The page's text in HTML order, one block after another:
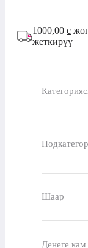
1000,00 с
жеткирүү
Шаар
Денеге